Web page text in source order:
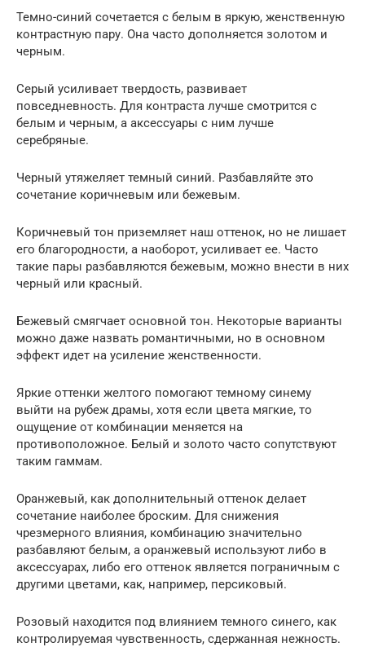
Темно-синий сочетается с белым в яркую, женственную
контрастную пару. Она часто дополняется золотом и
черным.
Серый усиливает твердость, развивает
повседневность. Для контраста лучше смотрится с
белым и черным, а аксессуары с ним лучше
серебряные.
Черный утяжеляет темный синий. Разбавляйте это
сочетание коричневым или бежевым.
Коричневый тон приземляет наш оттенок, но не лишает
его благородности, а наоборот, усиливает ее. Часто
такие пары разбавляются бежевым, можно внести в них
черный или красный.
Бежевый смягчает основной тон. Некоторые варианты
можно даже назвать романтичными, но в основном
эффект идет на усиление женственности.
Яркие оттенки желтого помогают темному синему
выйти на рубеж драмы, хотя если цвета мягкие, то
ощущение от комбинации меняется на
противоположное. Белый и золото часто сопутствуют
таким гаммам.
Оранжевый, как дополнительный оттенок делает
сочетание наиболее броским. Для снижения
чрезмерного влияния, комбинацию значительно
разбавляют белым, а оранжевый используют либо в
аксессуарах, либо его оттенок является пограничным с
другими цветами, как, например, персиковый.
Розовый находится под влиянием темного синего, как
контролируемая чувственность, сдержанная нежность.